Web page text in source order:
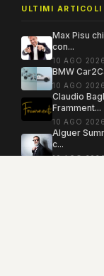
ULTIMI ARTICOLI
Max Pisu
con...
10 AGO 2026
BMW
10 AGO 2026
Claudio
Framment...
10 AGO 2026
Alguer
c...
10 AGO